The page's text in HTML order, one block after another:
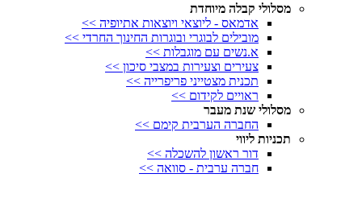
מסלולי קבלה מיוחדת
אדמאס - ליוצאי ויוצאות אתיופיה >>
מובילים לבוגרי ובוגרות החינוך החרדי >>
א.נשים עם מוגבלות >>
צעירים וצעירות במצבי סיכון >>
תכנית מצטייני פריפרייה >>
ראויים לקידום >>
מסלולי שנת מעבר
החברה הערבית קימם >>
תכניות ליווי
דור ראשון להשכלה >>
חברה ערבית - סוואה >>